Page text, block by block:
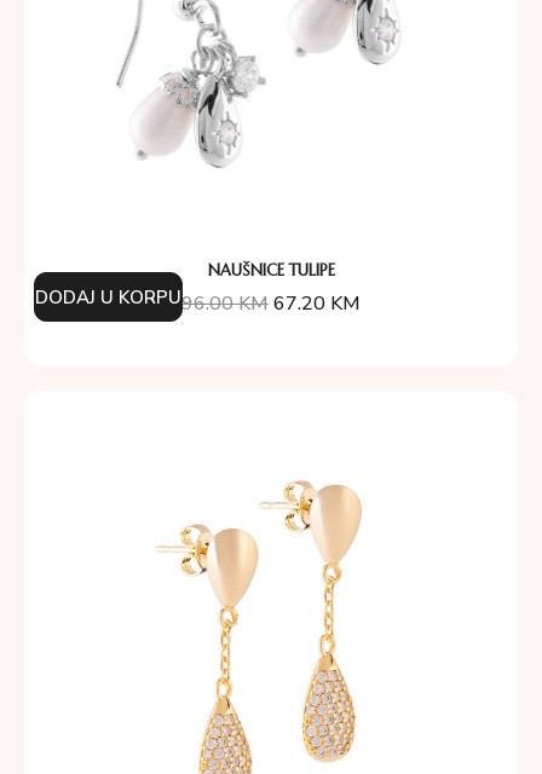
NAUŠNICE TULIPE
96.00KM67.20 KM
DODAJ U KORPU